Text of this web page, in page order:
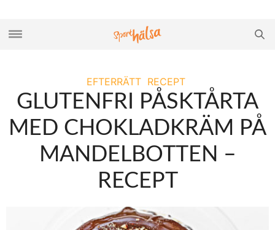
EFTERRÄTT RECEPT
GLUTENFRI PÅSKTÅRTA
MED CHOKLADKRÄM PÅ
MANDELBOTTEN –
RECEPT